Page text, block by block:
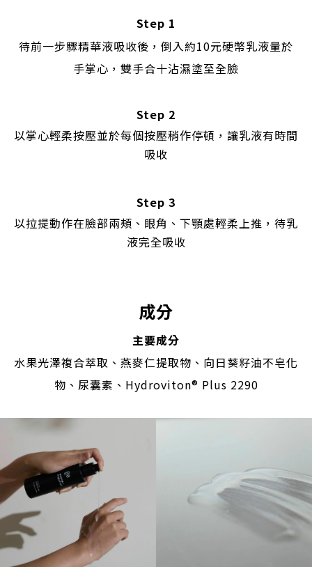
Step 1
待前一步驟精華液吸收後，倒入約10元硬幣乳液量於
手掌心，雙手合十沾濕塗至全臉
Step 2
以掌心輕柔按壓並於每個按壓稍作停頓，讓乳液有時間
吸收
Step 3
以拉提動作在臉部兩頰、眼角、下顎處輕柔上推，待乳
液完全吸收
成分
主要成分
水果光澤複合萃取、燕麥仁提取物、向日葵籽油不皂化
物、尿囊素、Hydroviton® Plus 2290